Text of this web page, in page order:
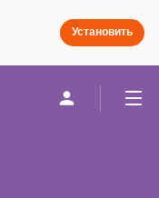
Установить